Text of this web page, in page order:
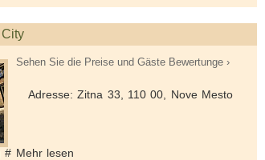
Sehen Sie die Preise und Gäste Bewertunge ›
Adresse: Zitna 33, 110 00, Nove Mesto
# Mehr lesen